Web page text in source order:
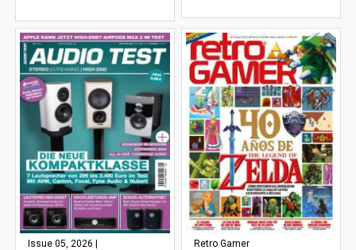
Issue 05, 2026 |
Retro Gamer